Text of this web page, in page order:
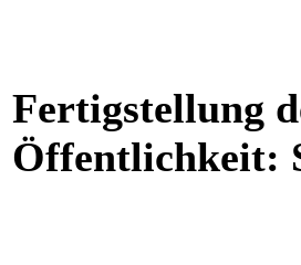
Fertigstellung
Öffentlichkeit: